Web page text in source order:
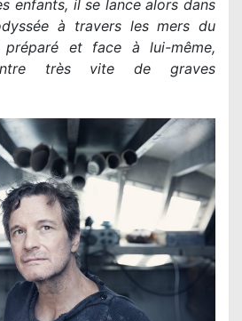
enfants, il se lance alors dans
à travers les mers du
préparé et face à lui-même,
très vite de graves